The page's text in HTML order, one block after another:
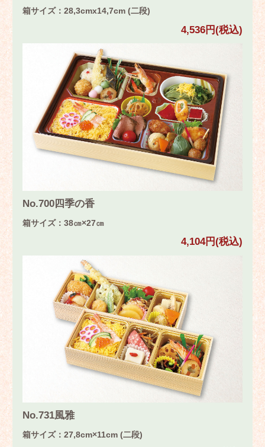
箱サイズ：28,3cmx14,7cm (二段)
4,536円(税込)
No.700四季の香
箱サイズ：38㎝×27㎝
4,104円(税込)
No.731風雅
箱サイズ：27,8cm×11cm (二段)